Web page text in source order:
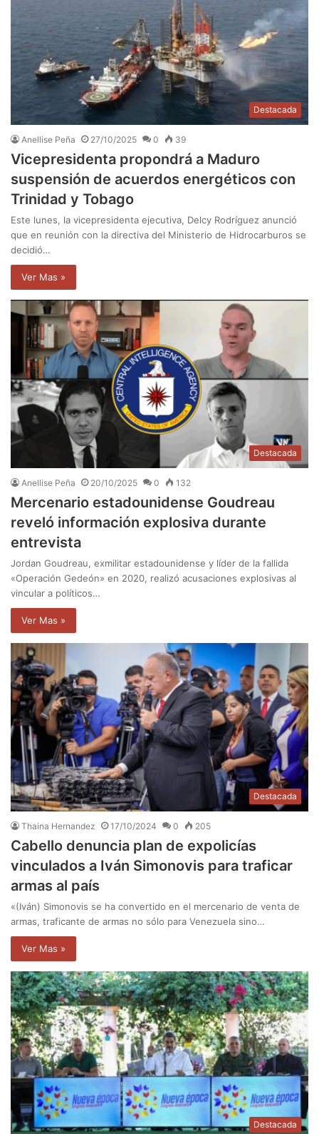
Destacada
Anellise Peña 27/10/2025 0 39
Vicepresidenta propondrá a Maduro
suspensión de acuerdos energéticos con
Trinidad y Tobago
Este lunes, la vicepresidenta ejecutiva, Delcy Rodríguez anunció
que en reunión con la directiva del Ministerio de Hidrocarburos se
decidió…
Ver Mas »
Destacada
Anellise Peña 20/10/2025 0 132
Mercenario estadounidense Goudreau
reveló información explosiva durante
entrevista
Jordan Goudreau, exmilitar estadounidense y líder de la fallida
«Operación Gedeón» en 2020, realizó acusaciones explosivas al
vincular a políticos…
Ver Mas »
Destacada
Thaina Hernandez 17/10/2024 0 205
Cabello denuncia plan de expolicías
vinculados a Iván Simonovis para traficar
armas al país
«(Iván) Simonovis se ha convertido en el mercenario de venta de
armas, traficante de armas no sólo para Venezuela sino…
Ver Mas »
Destacada